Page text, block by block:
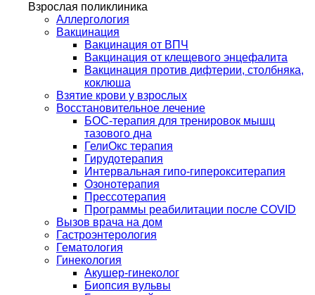
Взрослая поликлиника
Аллергология
Вакцинация
Вакцинация от ВПЧ
Вакцинация от клещевого энцефалита
Вакцинация против дифтерии, столбняка,
коклюша
Взятие крови у взрослых
Восстановительное лечение
БОС-терапия для тренировок мышц
тазового дна
ГелиОкс терапия
Гирудотерапия
Интервальная гипо-гиперокситерапия
Озонотерапия
Прессотерапия
Программы реабилитации после СOVID
Вызов врача на дом
Гастроэнтерология
Гематология
Гинекология
Акушер-гинеколог
Биопсия вульвы